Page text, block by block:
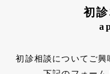
初
初診相談についてご